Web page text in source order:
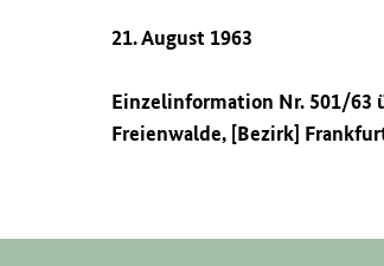
21. August 1963
Einzelinformation Nr. 501/63
Freienwalde, [Bezirk]